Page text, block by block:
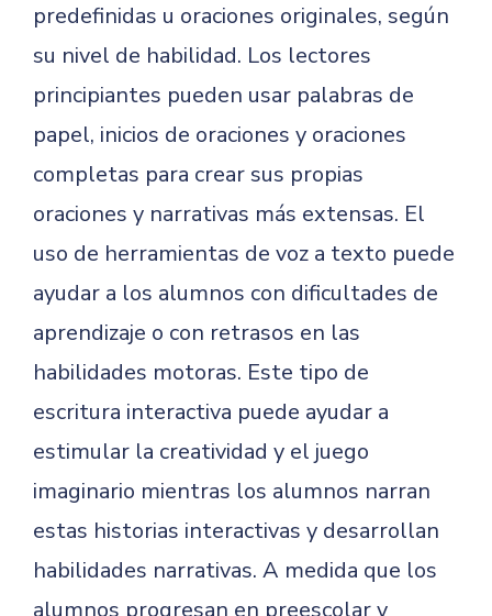
predefinidas u oraciones originales, según
su nivel de habilidad. Los lectores
principiantes pueden usar palabras de
papel, inicios de oraciones y oraciones
completas para crear sus propias
oraciones y narrativas más extensas. El
uso de herramientas de voz a texto puede
ayudar a los alumnos con dificultades de
aprendizaje o con retrasos en las
habilidades motoras. Este tipo de
escritura interactiva puede ayudar a
estimular la creatividad y el juego
imaginario mientras los alumnos narran
estas historias interactivas y desarrollan
habilidades narrativas. A medida que los
alumnos progresan en preescolar y